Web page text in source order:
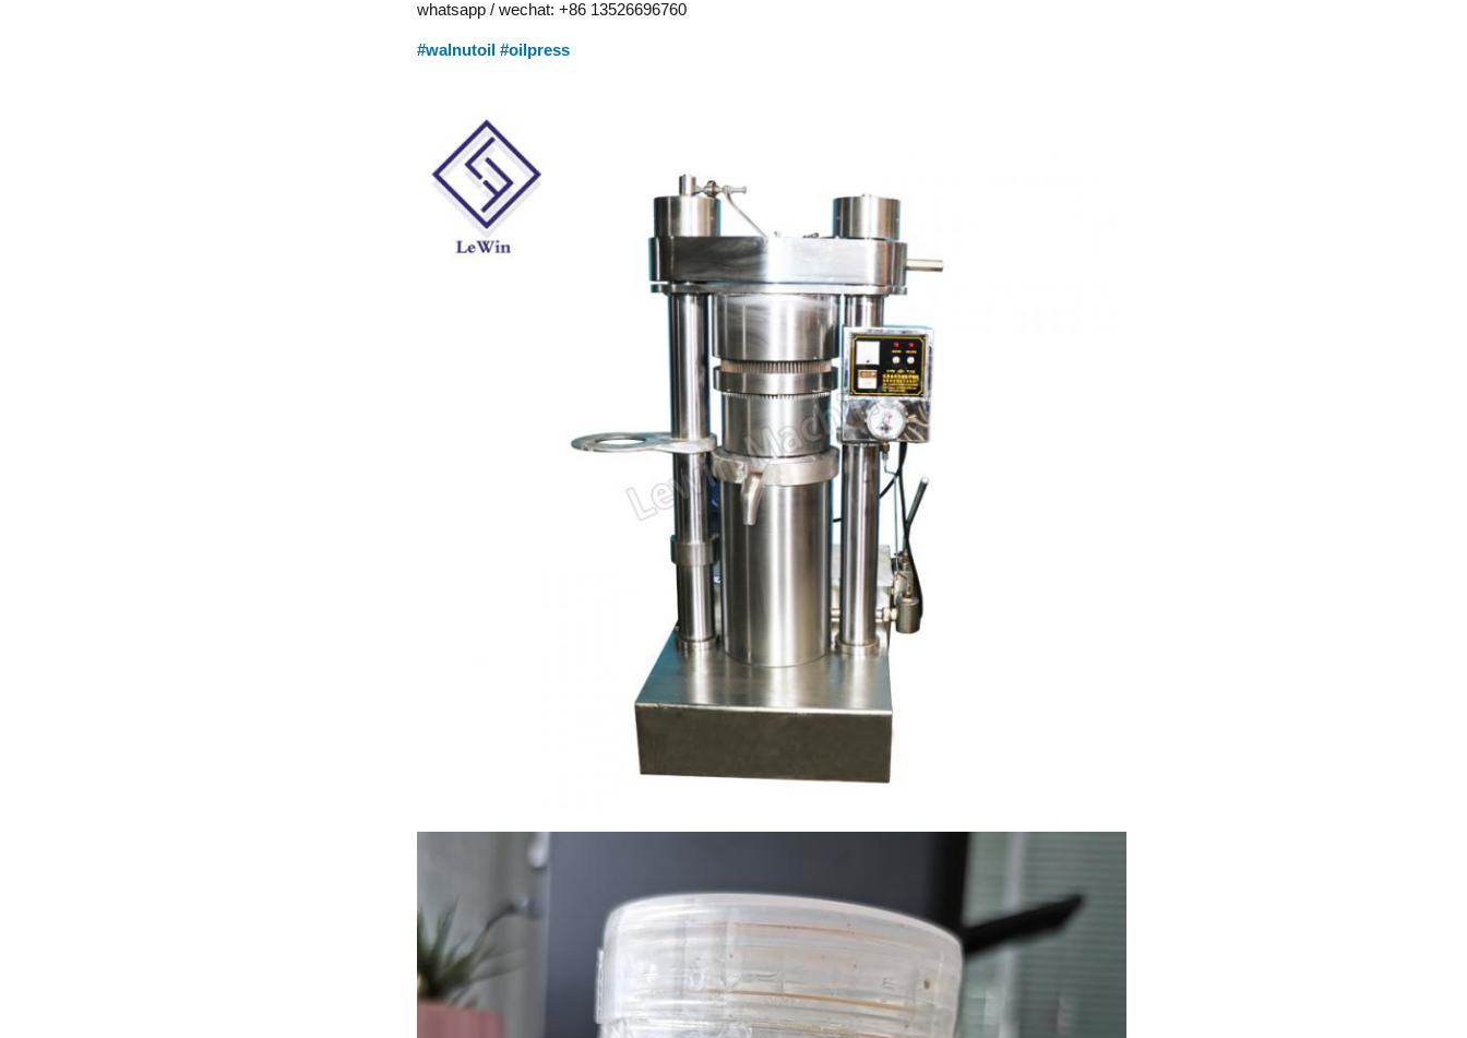
whatsapp / wechat: +86 13526696760
话题标签
#walnutoil #oilpress